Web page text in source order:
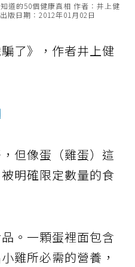
道的50個健康真相 作者：井上健
版日期：2012年01月02日
了》，作者井上健
但像蛋（雞蛋）這
明確限定數量的食
。一顆蛋裡面包含
雞所必需的營養，